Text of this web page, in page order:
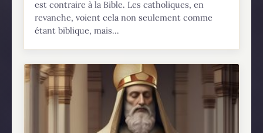
est contraire à la Bible. Les catholiques, en
revanche, voient cela non seulement comme
étant biblique, mais...